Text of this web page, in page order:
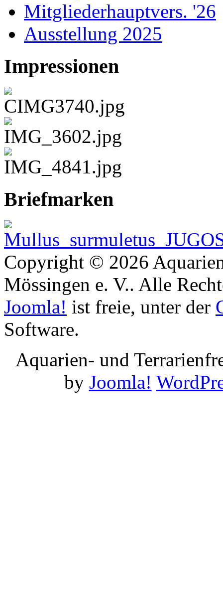
Mitgliederhauptvers. '26
Ausstellung 2025
Impressionen
Briefmarken
Copyright © 2026
Mössingen e. V.. Alle
Joomla! ist freie, unter der
Software.
Aquarien- und
by Joomla!